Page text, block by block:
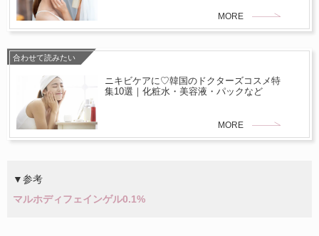
MORE
合わせて読みたい
ニキビケアに♡韓国のドクターズコスメ特
集10選｜化粧水・美容液・パックなど
MORE
▼参考
マルホディフェインゲル0.1%